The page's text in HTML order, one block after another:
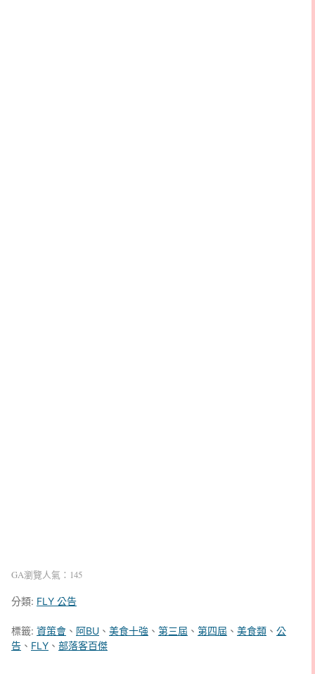
GA瀏覽人氣：145
分類: FLY 公告
標籤: 資策會 、 阿BU 、 美食十強 、 第三屆 、 第四屆 、 美食類 、 公
告 、 FLY 、 部落客百傑